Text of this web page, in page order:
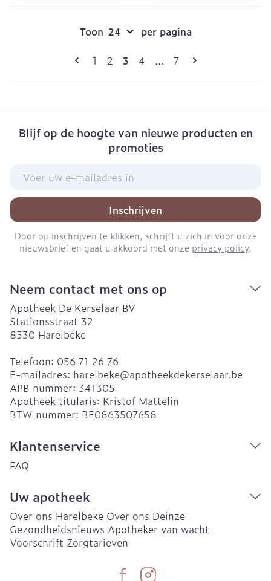
Pagina's
Pagina
1 Pagina
2 U lees momenteel pagina
3 Pagina
4 ... Pagina
7
Toon per pagina
Blijf op de hoogte van nieuwe producten en
promoties
Inschrijven
Door op inschrijven te klikken, schrijft u zich in voor onze
nieuwsbrief en gaat u akkoord met onze privacy policy.
Neem contact met ons op
Apotheek De Kerselaar BV
Stationsstraat 32
8530 Harelbeke
Telefoon: 056 71 26 76
E-mailadres: harelbeke@apotheekdekerselaar.be
APB nummer: 341305
Apotheek titularis: Kristof Mattelin
BTW nummer: BE0863507658
Klantenservice
FAQ
Uw apotheek
Over ons Harelbeke Over ons Deinze
Gezondheidsnieuws Apotheker van wacht
Voorschrift Zorgtarieven